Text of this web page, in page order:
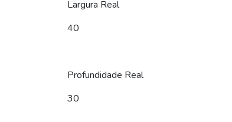
Largura Real
40
Profundidade Real
30